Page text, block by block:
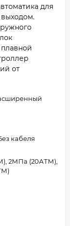
для
от
кабеля
2МПа (20АТМ),